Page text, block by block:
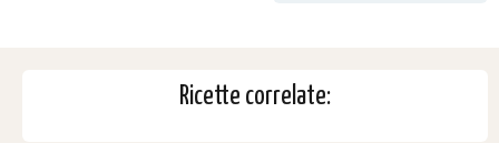
Ricette correlate: